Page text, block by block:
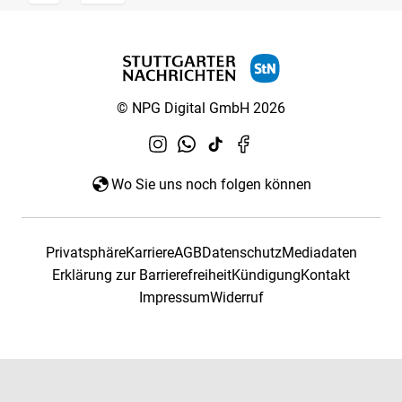
© NPG Digital GmbH 2026
Wo Sie uns noch folgen können
PrivatsphäreKarriereAGBDatenschutzMediadaten
Erklärung zur BarrierefreiheitKündigungKontakt
ImpressumWiderruf